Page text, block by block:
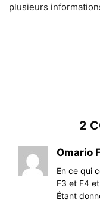
plusieurs
2
Omario
En ce qui
F3 et F4
Étant